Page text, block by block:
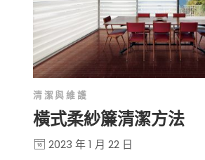
清潔與維護
橫式柔紗簾清潔方法
2023 年 1 月 22 日